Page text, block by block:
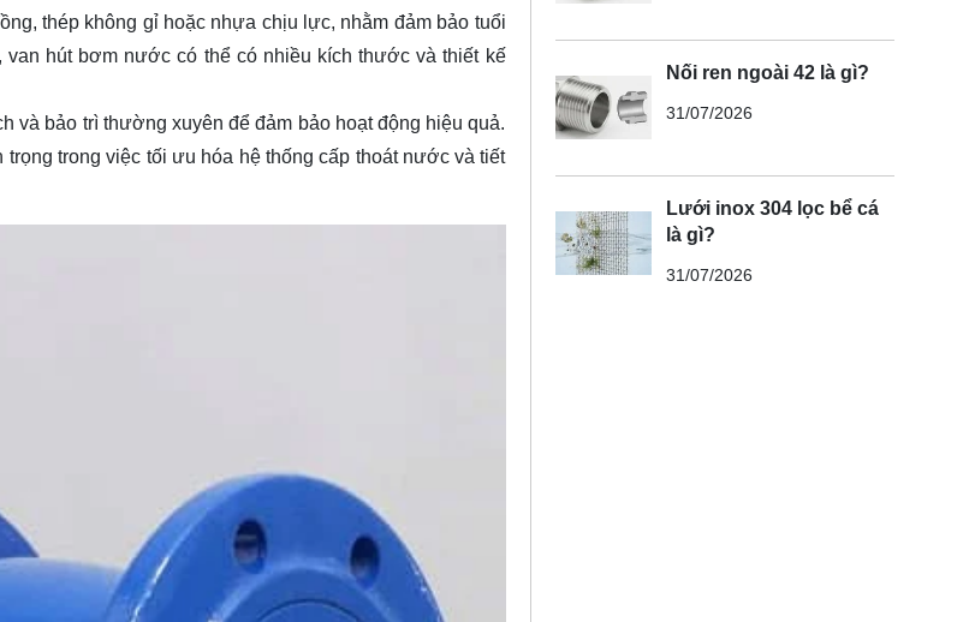
thép không gỉ hoặc nhựa chịu lực, nhằm đảm bảo tuổi
hút bơm nước có thể có nhiều kích thước và thiết kế
bảo trì thường xuyên để đảm bảo hoạt động hiệu quả.
trong việc tối ưu hóa hệ thống cấp thoát nước và tiết
Nối ren ngoài 42 là gì?
31/07/2026
Lưới inox 304 lọc bể cá
là gì?
31/07/2026